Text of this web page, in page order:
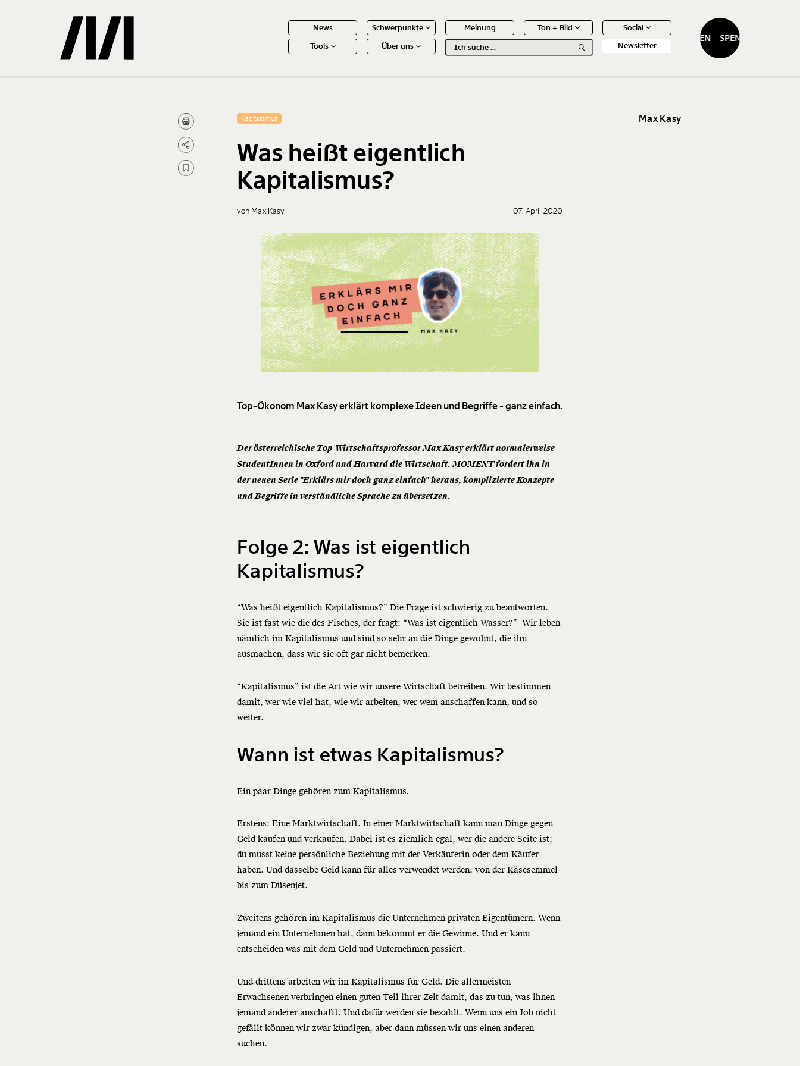
News Schwerpunkte Meinung Ton + Bild
Social
Tools
Über uns Newsletter
SPENDEN SPENDEN
Gemerkte Inhalte
Treffer
Kapitalismus
Was heißt eigentlich
Kapitalismus?
von Max Kasy 07. April 2020
Top-Ökonom Max Kasy erklärt komplexe Ideen und Begriffe - ganz einfach.
Der österreichische Top-Wirtschaftsprofessor Max Kasy erklärt normalerweise
StudentInnen in Oxford und Harvard die Wirtschaft. MOMENT fordert ihn in
der neuen Serie "Erklärs mir doch ganz einfach" heraus, komplizierte Konzepte
und Begriffe in verständliche Sprache zu übersetzen.
Folge 2: Was ist eigentlich
Kapitalismus?
“Was heißt eigentlich Kapitalismus?” Die Frage ist schwierig zu beantworten.
Sie ist fast wie die des Fisches, der fragt: “Was ist eigentlich Wasser?” Wir leben
nämlich im Kapitalismus und sind so sehr an die Dinge gewohnt, die ihn
ausmachen, dass wir sie oft gar nicht bemerken.
“Kapitalismus” ist die Art wie wir unsere Wirtschaft betreiben. Wir bestimmen
damit, wer wie viel hat, wie wir arbeiten, wer wem anschaffen kann, und so
weiter.
Wann ist etwas Kapitalismus?
Ein paar Dinge gehören zum Kapitalismus.
Erstens: Eine Marktwirtschaft. In einer Marktwirtschaft kann man Dinge gegen
Geld kaufen und verkaufen. Dabei ist es ziemlich egal, wer die andere Seite ist;
du musst keine persönliche Beziehung mit der Verkäuferin oder dem Käufer
haben. Und dasselbe Geld kann für alles verwendet werden, von der Käsesemmel
bis zum Düsenjet.
Zweitens gehören im Kapitalismus die Unternehmen privaten Eigentümern. Wenn
jemand ein Unternehmen hat, dann bekommt er die Gewinne. Und er kann
entscheiden was mit dem Geld und Unternehmen passiert.
Und drittens arbeiten wir im Kapitalismus für Geld. Die allermeisten
Erwachsenen verbringen einen guten Teil ihrer Zeit damit, das zu tun, was ihnen
jemand anderer anschafft. Und dafür werden sie bezahlt. Wenn uns ein Job nicht
gefällt können wir zwar kündigen, aber dann müssen wir uns einen anderen
suchen.
Max Kasy